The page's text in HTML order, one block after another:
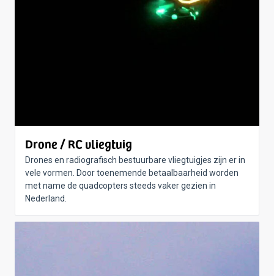
Drone / RC vliegtuig
Drones en radiografisch bestuurbare vliegtuigjes zijn er in
vele vormen. Door toenemende betaalbaarheid worden
met name de quadcopters steeds vaker gezien in
Nederland.